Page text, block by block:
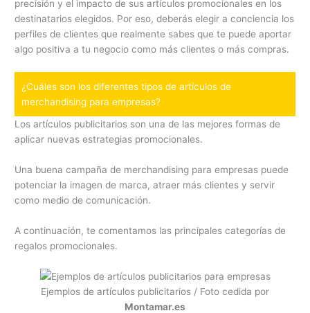
precisión y el impacto de sus artículos promocionales en los
destinatarios elegidos. Por eso, deberás elegir a conciencia los
perfiles de clientes que realmente sabes que te puede aportar
algo positiva a tu negocio como más clientes o más compras.
¿Cuáles son los diferentes tipos de artículos de
merchandising para empresas?
Los artículos publicitarios son una de las mejores formas de
aplicar nuevas estrategias promocionales.
Una buena campaña de merchandising para empresas puede
potenciar la imagen de marca, atraer más clientes y servir
como medio de comunicación.
A continuación, te comentamos las principales categorías de
regalos promocionales.
Ejemplos de artículos publicitarios / Foto cedida por
Montamar.es